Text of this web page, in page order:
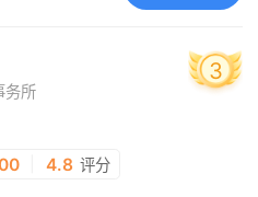
务所
3
4.8 评分